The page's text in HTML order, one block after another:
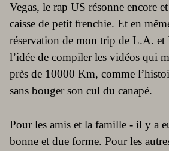
Vegas, le rap US résonne encore
caisse de petit frenchie. Et en
réservation de mon trip de L.A. et
l’idée de compiler les vidéos qui
près de 10000 Km, comme
sans bouger son cul du canapé.
Pour les amis et la famille - il y a
bonne et due forme. Pour les